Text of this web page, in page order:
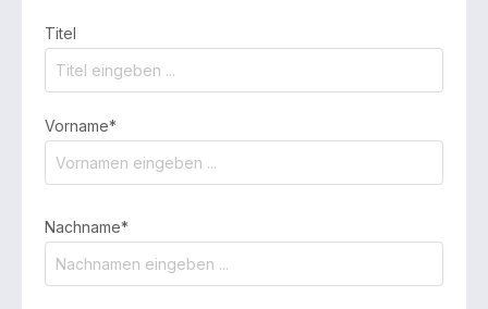
Titel
Vorname*
Nachname*